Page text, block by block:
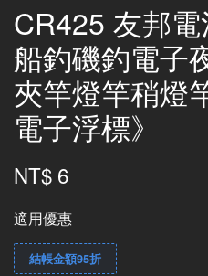
CR425 友邦
船釣磯釣電子
夾竿燈竿稍燈
電子浮標》
NT$ 6
適用優惠
結帳金額95折